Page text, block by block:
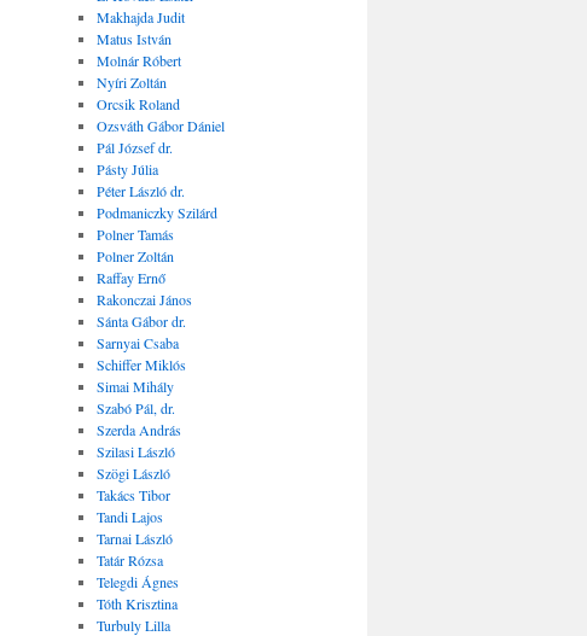
Makhajda Judit
Matus István
Molnár Róbert
Nyíri Zoltán
Orcsik Roland
Ozsváth Gábor Dániel
Pál József dr.
Pásty Júlia
Péter László dr.
Podmaniczky Szilárd
Polner Tamás
Polner Zoltán
Raffay Ernő
Rakonczai János
Sánta Gábor dr.
Sarnyai Csaba
Schiffer Miklós
Simai Mihály
Szabó Pál, dr.
Szerda András
Szilasi László
Szögi László
Takács Tibor
Tandi Lajos
Tarnai László
Tatár Rózsa
Telegdi Ágnes
Tóth Krisztina
Turbuly Lilla